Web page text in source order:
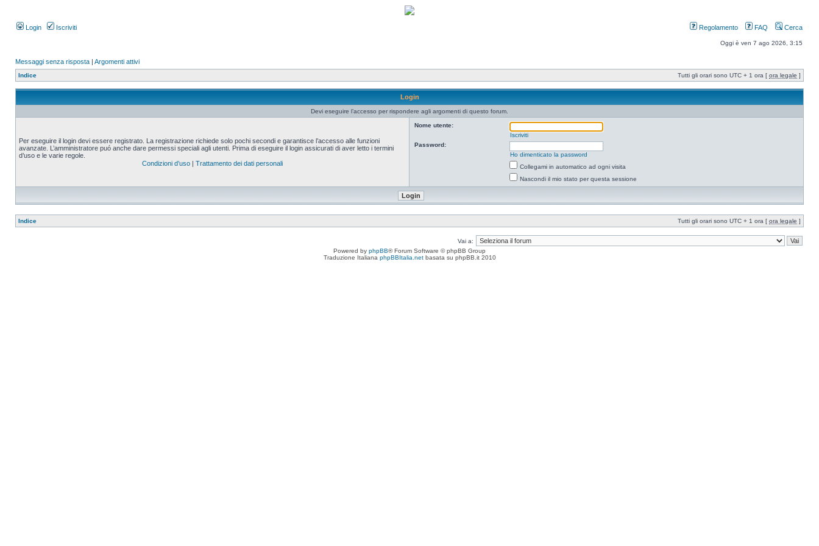
Login Iscriviti Regolamento FAQ Cerca
Oggi è ven 7 ago 2026, 3:15
Messaggi senza risposta | Argomenti attivi
Indice Tutti gli orari sono UTC + 1 ora [ ora legale ]
Login
Devi eseguire l’accesso per rispondere agli argomenti di questo forum.
Per eseguire il login devi essere registrato. La registrazione richiede solo pochi secondi e garantisce l’accesso alle funzioni
avanzate. L’amministratore puó anche dare permessi speciali agli utenti. Prima di eseguire il login assicurati di aver letto i termini
d’uso e le varie regole.
Condizioni d’uso | Trattamento dei dati personali
Nome utente:
Iscriviti
Password:
Ho dimenticato la password
Collegami in automatico ad ogni visita
Nascondi il mio stato per questa sessione
Indice Tutti gli orari sono UTC + 1 ora [ ora legale ]
Vai a:
Powered by phpBB® Forum Software © phpBB Group
Traduzione Italiana phpBBItalia.netbasata su phpBB.it 2010